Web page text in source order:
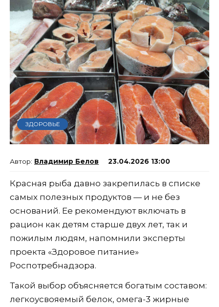
ЗДОРОВЬЕ
Владимир Белов 23.04.2026 13:00
Красная рыба давно закрепилась в списке
самых полезных продуктов — и не без
оснований. Ее рекомендуют включать в
рацион как детям старше двух лет, так и
пожилым людям, напомнили эксперты
проекта «Здоровое питание»
Роспотребнадзора.
Такой выбор объясняется богатым составом:
легкоусвояемый белок, омега-3 жирные